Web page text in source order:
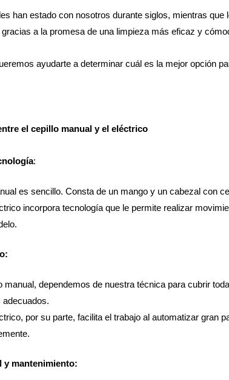
han estado con nosotros durante siglos, mientras
a la promesa de una limpieza más eficaz y
ayudarte a determinar cuál es la mejor opción
el cepillo manual y el eléctrico
:
es sencillo. Consta de un mango y un cabezal con
incorpora tecnología que le permite realizar
manual, dependemos de nuestra técnica para cubrir
por su parte, facilita el trabajo al automatizar gran
y mantenimiento: